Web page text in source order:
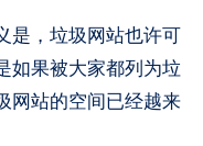
是，垃圾网站也许可
如果被大家都列为垃
网站的空间已经越来